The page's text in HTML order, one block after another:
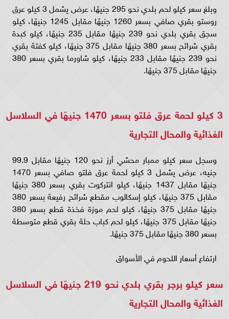
وبلغ سعر كيلو لحم بلدي نحو 295 جنيهًا، عرض يشمل 3 كيلو عرق
روستو بقري صافي بسعر 1260 جنيهًا مقابل 1245 جنيهًا، كيلو
سجق بقري بلدي نحو 239 جنيهًا مقابل 235 جنيهًا، كيلو كبدة
بقري شرائح بسعر 380 جنيهًا مقابل 375 جنيهًا، كيلو كفتة بقري
نحو 239 جنيهًا مقابل 233 جنيهًا، كيلو شاورما بقري بسعر 380
جنيهًا مقابل 375 جنيهًا.
3 كيلو لحمة عرق فلتو بسعر 1470 جنيهًا في السلاسل
الغذائية والمحال التجارية
وسجل سعر كيلو ممبار محشي أرز نحو 120 جنيهًا مقابل 99.9
جنيه، عرض يشمل 3 كيلو لحمة عرق فلتو صافي بسعر 1470
جنيهًا مقابل 1437 جنيهًا، كيلو انتركوت بقري بسعر 380 جنيهًا
مقابل 375 جنيهًا، كيلو إسكالوب مقطع شرائح رفيعة بسعر 380
جنيهًا مقابل 375 جنيهًا، كيلو لحم موزة فخذة قطع بسعر 380
جنيهًا مقابل 375 جنيهًا، كيلو لحم كباب حلة بقري قطع متوسطة
بسعر 380 جنيهًا مقابل 375 جنيهًا.
ارتفاع أسعار اللحوم في الأسواق
سعر كيلو برجر بقري بلدي نحو 219 جنيهًا في السلاسل
الغذائية والمحال التجارية